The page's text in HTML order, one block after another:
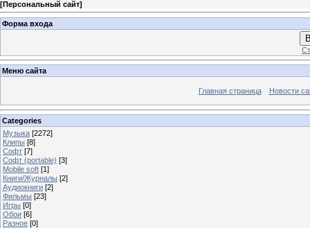
[Персональный сайт]
Форма входа
Меню сайта
Главная страница Новости
Categories
Музыка [2272]
Клипы [8]
Софт [7]
Софт (portable) [3]
Mobile soft [1]
Книги/Журналы [2]
Аудиокниги [2]
Фильмы [23]
Игры [0]
Обои [6]
Разное [0]